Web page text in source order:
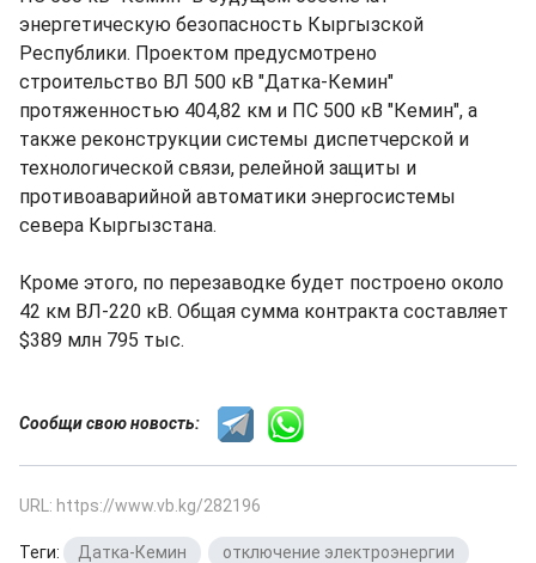
энергетическую безопасность Кыргызской
Республики. Проектом предусмотрено
строительство ВЛ 500 кВ "Датка-Кемин"
протяженностью 404,82 км и ПС 500 кВ "Кемин", а
также реконструкции системы диспетчерской и
технологической связи, релейной защиты и
противоаварийной автоматики энергосистемы
севера Кыргызстана.
Кроме этого, по перезаводке будет построено около
42 км ВЛ-220 кВ. Общая сумма контракта составляет
$389 млн 795 тыс.
Сообщи свою новость:
URL: https://www.vb.kg/282196
Теги: Датка-Кемин отключение электроэнергии